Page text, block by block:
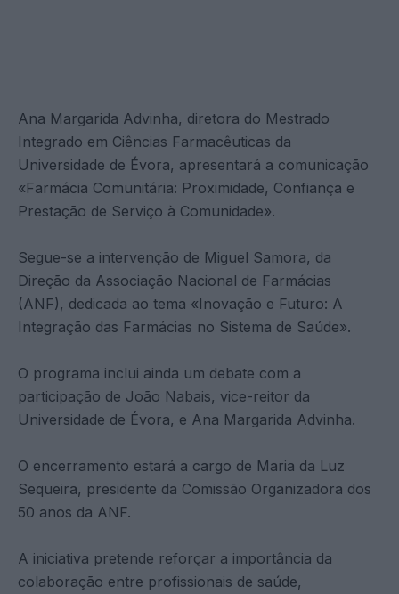
Ana Margarida Advinha, diretora do Mestrado
Integrado em Ciências Farmacêuticas da
Universidade de Évora, apresentará a comunicação
«Farmácia Comunitária: Proximidade, Confiança e
Prestação de Serviço à Comunidade».
Segue-se a intervenção de Miguel Samora, da
Direção da Associação Nacional de Farmácias
(ANF), dedicada ao tema «Inovação e Futuro: A
Integração das Farmácias no Sistema de Saúde».
O programa inclui ainda um debate com a
participação de João Nabais, vice-reitor da
Universidade de Évora, e Ana Margarida Advinha.
O encerramento estará a cargo de Maria da Luz
Sequeira, presidente da Comissão Organizadora dos
50 anos da ANF.
A iniciativa pretende reforçar a importância da
colaboração entre profissionais de saúde,